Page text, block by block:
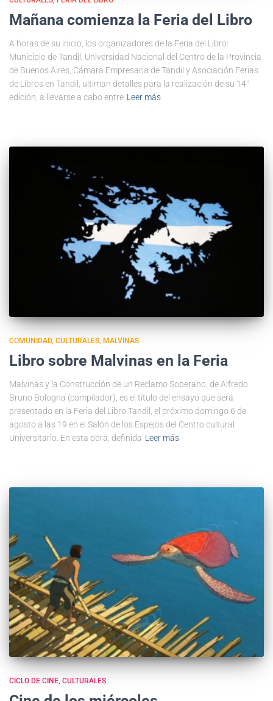
Mañana comienza la Feria del Libro
A horas de su inicio, los organizadores de la Feria del Libro:
Municipio de Tandil, Universidad Nacional del Centro de la Provincia
de Buenos Aires, Cámara Empresaria de Tandil y Asociación Ferias
de Libros en Tandil, ultiman detalles para la realización de su 14°
edición, a llevarse a cabo entre Leer más
COMUNIDAD CULTURALES MALVINAS
Libro sobre Malvinas en la Feria
Malvinas y la Construcción de un Reclamo Soberano, de Alfredo
Bruno Bologna (compilador), es el título del ensayo que será
presentado en la Feria del Libro Tandil, el próximo domingo 6 de
agosto a las 19 en el Salón de los Espejos del Centro cultural
Universitario. En esta obra, definida Leer más
CICLO DE CINE CULTURALES